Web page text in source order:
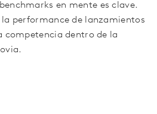
en mente es clave.
performance de lanzamientos
competencia dentro de la